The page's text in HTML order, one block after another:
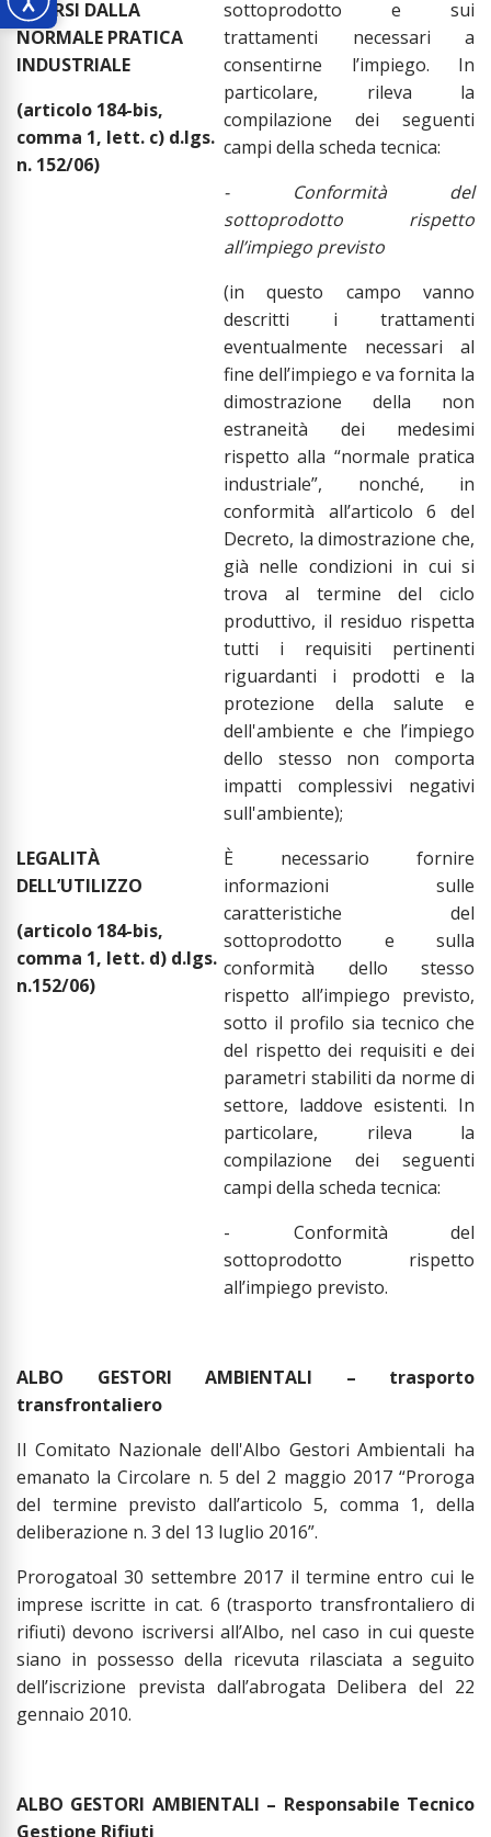
DIVERSI DALLA
NORMALE PRATICA
INDUSTRIALE
(articolo 184-bis,
comma 1, lett. c) d.lgs.
n. 152/06)
sottoprodotto e sui
trattamenti necessari a
consentirne l’impiego. In
particolare, rileva la
compilazione dei seguenti
campi della scheda tecnica:
- Conformità del
sottoprodotto rispetto
all’impiego previsto
(in questo campo vanno
descritti i trattamenti
eventualmente necessari al
fine dell’impiego e va fornita la
dimostrazione della non
estraneità dei medesimi
rispetto alla “normale pratica
industriale”, nonché, in
conformità all’articolo 6 del
Decreto, la dimostrazione che,
già nelle condizioni in cui si
trova al termine del ciclo
produttivo, il residuo rispetta
tutti i requisiti pertinenti
riguardanti i prodotti e la
protezione della salute e
dell'ambiente e che l’impiego
dello stesso non comporta
impatti complessivi negativi
sull'ambiente);
LEGALITÀ
DELL’UTILIZZO
(articolo 184-bis,
comma 1, lett. d) d.lgs.
n.152/06)
È necessario fornire
informazioni sulle
caratteristiche del
sottoprodotto e sulla
conformità dello stesso
rispetto all’impiego previsto,
sotto il profilo sia tecnico che
del rispetto dei requisiti e dei
parametri stabiliti da norme di
settore, laddove esistenti. In
particolare, rileva la
compilazione dei seguenti
campi della scheda tecnica:
- Conformità del
sottoprodotto rispetto
all’impiego previsto.
ALBO GESTORI AMBIENTALI – trasporto
transfrontaliero
Il Comitato Nazionale dell'Albo Gestori Ambientali ha
emanato la Circolare n. 5 del 2 maggio 2017 “Proroga
del termine previsto dall’articolo 5, comma 1, della
deliberazione n. 3 del 13 luglio 2016”.
Prorogatoal 30 settembre 2017 il termine entro cui le
imprese iscritte in cat. 6 (trasporto transfrontaliero di
rifiuti) devono iscriversi all’Albo, nel caso in cui queste
siano in possesso della ricevuta rilasciata a seguito
dell’iscrizione prevista dall’abrogata Delibera del 22
gennaio 2010.
ALBO GESTORI AMBIENTALI – Responsabile Tecnico
Gestione Rifiuti